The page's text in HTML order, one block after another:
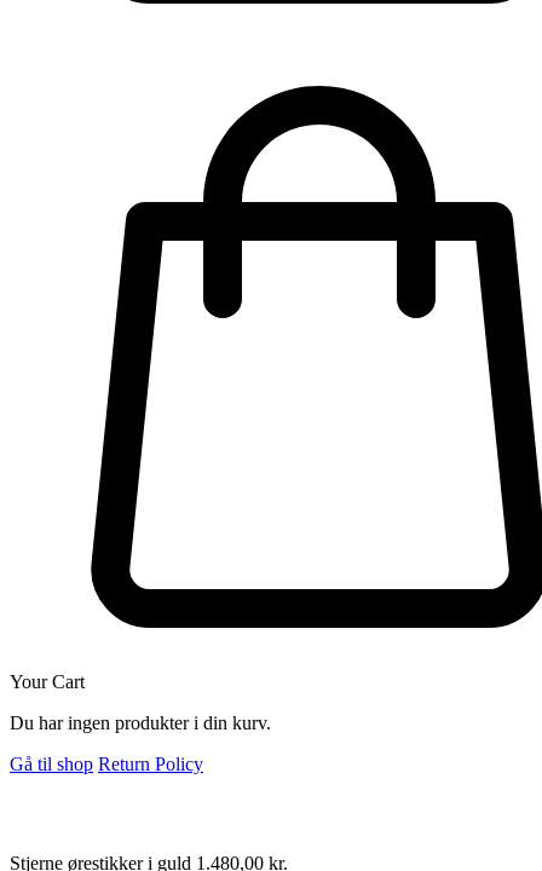
Your Cart
Du har ingen produkter i din kurv.
Gå til shop Return Policy
Stjerne ørestikker i guld 1.480,00 kr.